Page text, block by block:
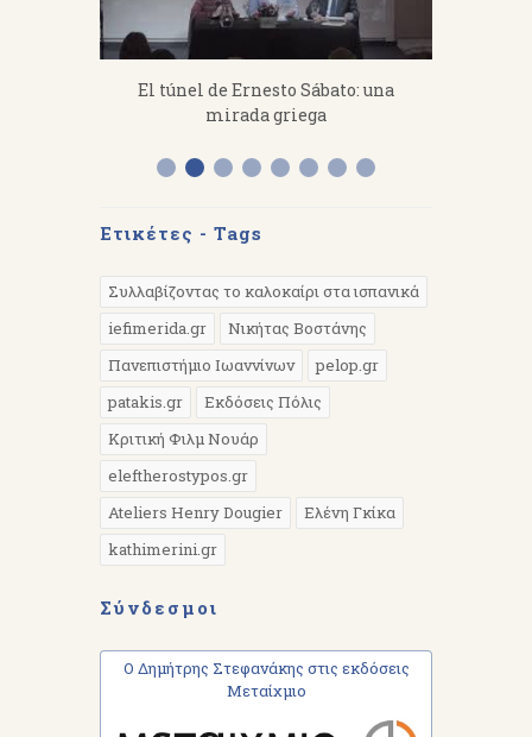
El túnel de Ernesto Sábato: una
mirada griega
Ετικέτες - Tags
Συλλαβίζοντας το καλοκαίρι στα ισπανικά
iefimerida.gr
Νικήτας Βοστάνης
Πανεπιστήμιο Ιωαννίνων
pelop.gr
patakis.gr
Εκδόσεις Πόλις
Κριτική Φιλμ Νουάρ
eleftherostypos.gr
Ateliers Henry Dougier
Ελένη Γκίκα
kathimerini.gr
Σύνδεσμοι
Ο Δημήτρης Στεφανάκης στις εκδόσεις
Μεταίχμιο